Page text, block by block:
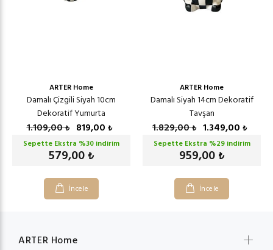
ARTER Home
Damalı Çizgili Siyah 10cm
Dekoratif Yumurta
1.109,00₺ 819,00 ₺
Sepette Ekstra %30 indirim
579,00 ₺
İncele
ARTER Home
Damalı Siyah 14cm Dekoratif
Tavşan
1.829,00₺ 1.349,00 ₺
Sepette Ekstra %29indirim
959,00 ₺
İncele
ARTER Home